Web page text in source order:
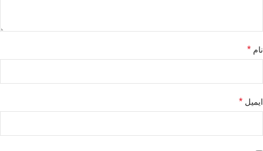
نام *
ایمیل *